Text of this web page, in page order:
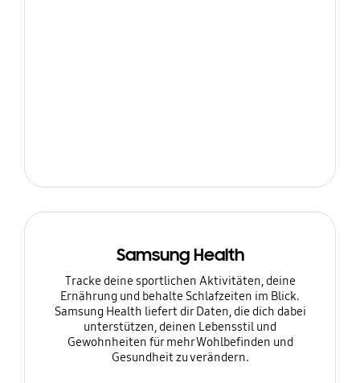
Samsung Health
Tracke deine sportlichen Aktivitäten, deine
Ernährung und behalte Schlafzeiten im Blick.
Samsung Health liefert dir Daten, die dich dabei
unterstützen, deinen Lebensstil und
Gewohnheiten für mehr Wohlbefinden und
Gesundheit zu verändern.